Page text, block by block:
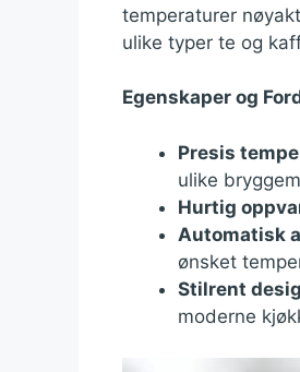
temperaturer
ulike typer te og
Egenskaper og
Presis
ulike
Hurtig
Automatisk
ønsket
Stilrent
moderne